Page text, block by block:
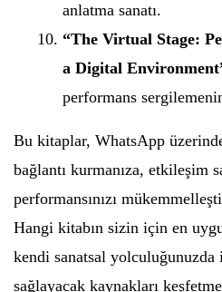
anlatma sanatı.
“The Virtual Stage:
a Digital
performans
Bu kitaplar, WhatsApp
bağlantı kurmanıza, etkileşim
performansınızı
Hangi kitabın sizin için en
kendi sanatsal yolculuğunuzda
sağlayacak kaynakları